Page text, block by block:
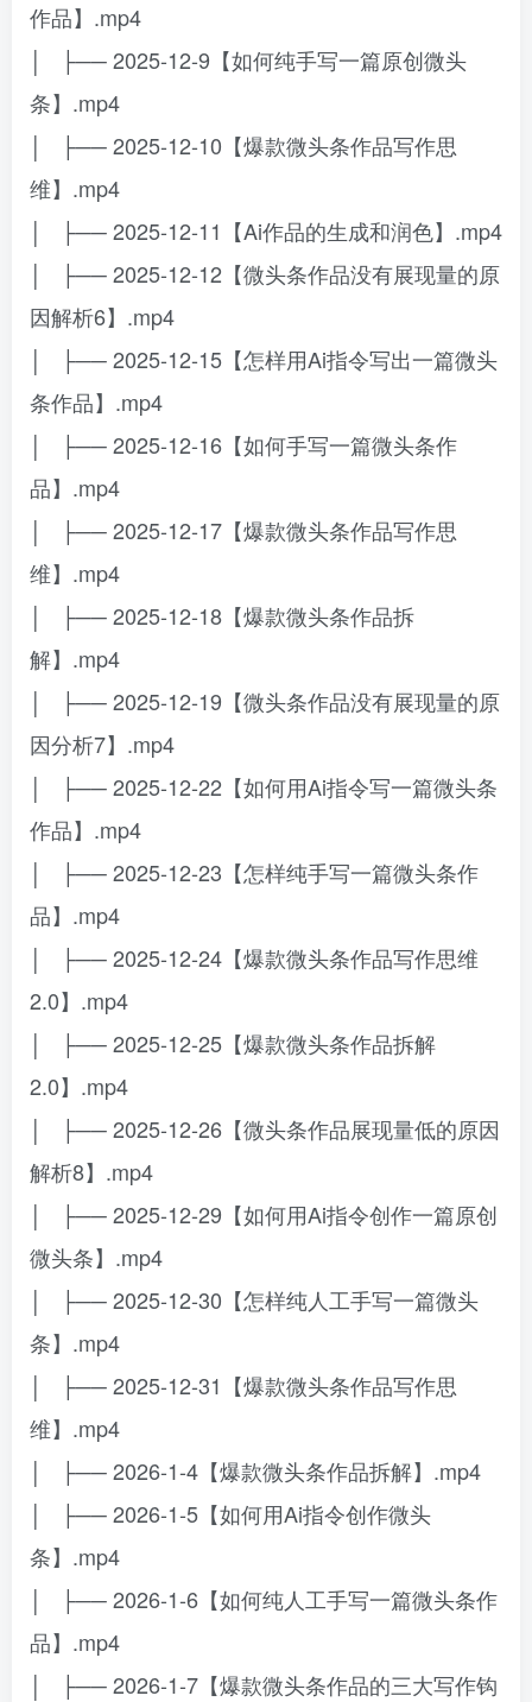
作品】.mp4
│ ├── 2025-12-9【如何纯手写一篇原创微头
条】.mp4
│ ├── 2025-12-10【爆款微头条作品写作思
维】.mp4
│ ├── 2025-12-11【Ai作品的生成和润色】.mp4
│ ├── 2025-12-12【微头条作品没有展现量的原
因解析6】.mp4
│ ├── 2025-12-15【怎样用Ai指令写出一篇微头
条作品】.mp4
│ ├── 2025-12-16【如何手写一篇微头条作
品】.mp4
│ ├── 2025-12-17【爆款微头条作品写作思
维】.mp4
│ ├── 2025-12-18【爆款微头条作品拆
解】.mp4
│ ├── 2025-12-19【微头条作品没有展现量的原
因分析7】.mp4
│ ├── 2025-12-22【如何用Ai指令写一篇微头条
作品】.mp4
│ ├── 2025-12-23【怎样纯手写一篇微头条作
品】.mp4
│ ├── 2025-12-24【爆款微头条作品写作思维
2.0】.mp4
│ ├── 2025-12-25【爆款微头条作品拆解
2.0】.mp4
│ ├── 2025-12-26【微头条作品展现量低的原因
解析8】.mp4
│ ├── 2025-12-29【如何用Ai指令创作一篇原创
微头条】.mp4
│ ├── 2025-12-30【怎样纯人工手写一篇微头
条】.mp4
│ ├── 2025-12-31【爆款微头条作品写作思
维】.mp4
│ ├── 2026-1-4【爆款微头条作品拆解】.mp4
│ ├── 2026-1-5【如何用Ai指令创作微头
条】.mp4
│ ├── 2026-1-6【如何纯人工手写一篇微头条作
品】.mp4
│ ├── 2026-1-7【爆款微头条作品的三大写作钩